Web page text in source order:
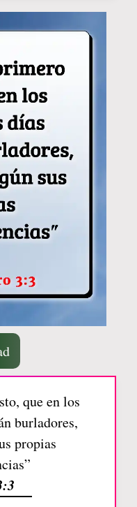
que en los
burladores,
propias